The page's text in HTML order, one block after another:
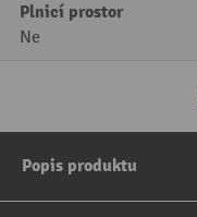
Plnicí prostor
Ne
Popis produktu